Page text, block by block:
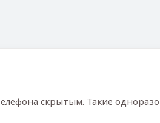
скрытым. Такие